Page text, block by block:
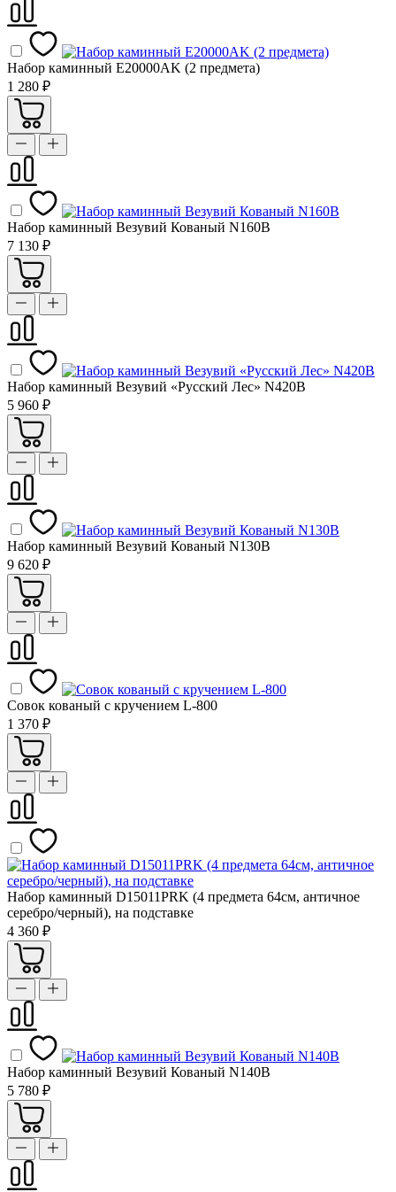
Набор каминный E20000AK (2 предмета)
1 280 ₽
Набор каминный Везувий Кованый N160B
7 130 ₽
Набор каминный Везувий «Русский Лес» N420B
5 960 ₽
Набор каминный Везувий Кованый N130B
9 620 ₽
Совок кованый с кручением L-800
1 370 ₽
Набор каминный D15011PRK (4 предмета 64см, античное
серебро/черный), на подставке
4 360 ₽
Набор каминный Везувий Кованый N140B
5 780 ₽